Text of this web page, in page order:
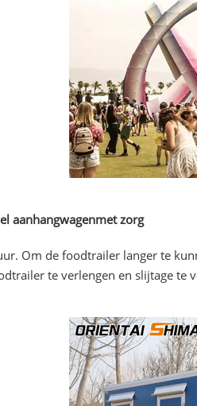
aanhangwagenmet zorg
Om de foodtrailer langer te
te verlengen en slijtage te